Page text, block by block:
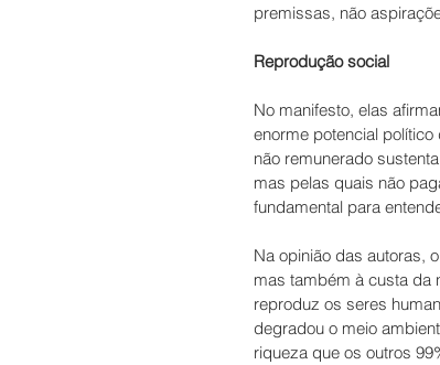
premissas, não
Reprodução social
No manifesto, elas
enorme potencial
não remunerado
mas pelas quais não
fundamental para
Na opinião das autoras,
mas também à custa da
reproduz os seres
degradou o meio
riqueza que os outros